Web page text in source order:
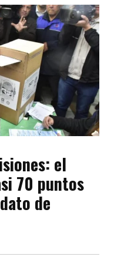
el
70 puntos
de